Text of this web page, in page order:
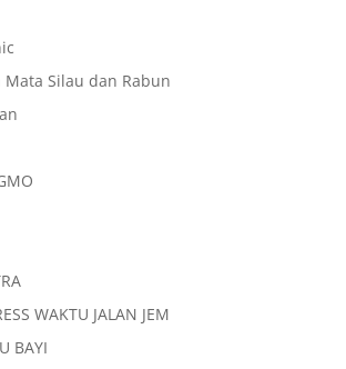
Mata Silau dan Rabun
WAKTU JALAN JEM
BAYI